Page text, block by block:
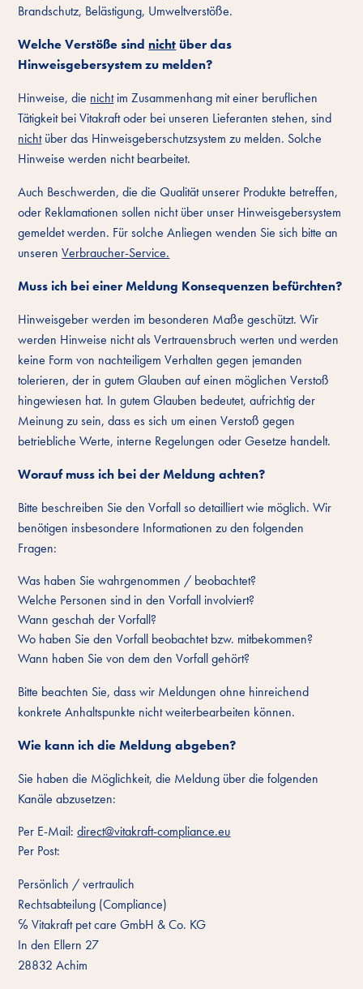
Brandschutz, Belästigung, Umweltverstöße.
Welche Verstöße sindnichtüber das
Hinweisgebersystem zu melden?
Hinweise, die nichtim Zusammenhang mit einer beruflichen
Tätigkeit bei Vitakraft oder bei unseren Lieferanten stehen, sind
nichtüber das Hinweisgeberschutzsystem zu melden. Solche
Hinweise werden nicht bearbeitet.
Auch Beschwerden, die die Qualität unserer Produkte betreffen,
oder Reklamationen sollen nicht über unser Hinweisgebersystem
gemeldet werden. Für solche Anliegen wenden Sie sich bitte an
unserenVerbraucher-Service.
Muss ich bei einer Meldung Konsequenzen befürchten?
Hinweisgeber werden im besonderen Maße geschützt. Wir
werden Hinweise nicht als Vertrauensbruch werten und werden
keine Form von nachteiligem Verhalten gegen jemanden
tolerieren, der in gutem Glauben auf einen möglichen Verstoß
hingewiesen hat. In gutem Glauben bedeutet, aufrichtig der
Meinung zu sein, dass es sich um einen Verstoß gegen
betriebliche Werte, interne Regelungen oder Gesetze handelt.
Worauf muss ich bei der Meldung achten?
Bitte beschreiben Sie den Vorfall so detailliert wie möglich. Wir
benötigen insbesondere Informationen zu den folgenden
Fragen:
Was haben Sie wahrgenommen / beobachtet?
Welche Personen sind in den Vorfall involviert?
Wann geschah der Vorfall?
Wo haben Sie den Vorfall beobachtet bzw. mitbekommen?
Wann haben Sie von dem den Vorfall gehört?
Bitte beachten Sie, dass wir Meldungen ohne hinreichend
konkrete Anhaltspunkte nicht weiterbearbeiten können.
Wie kann ich die Meldung abgeben?
Sie haben die Möglichkeit, die Meldung über die folgenden
Kanäle abzusetzen:
Per E-Mail:direct@vitakraft-compliance.eu
Per Post:
Persönlich / vertraulich
Rechtsabteilung (Compliance)
℅ Vitakraft pet care GmbH & Co. KG
In den Ellern 27
28832 Achim